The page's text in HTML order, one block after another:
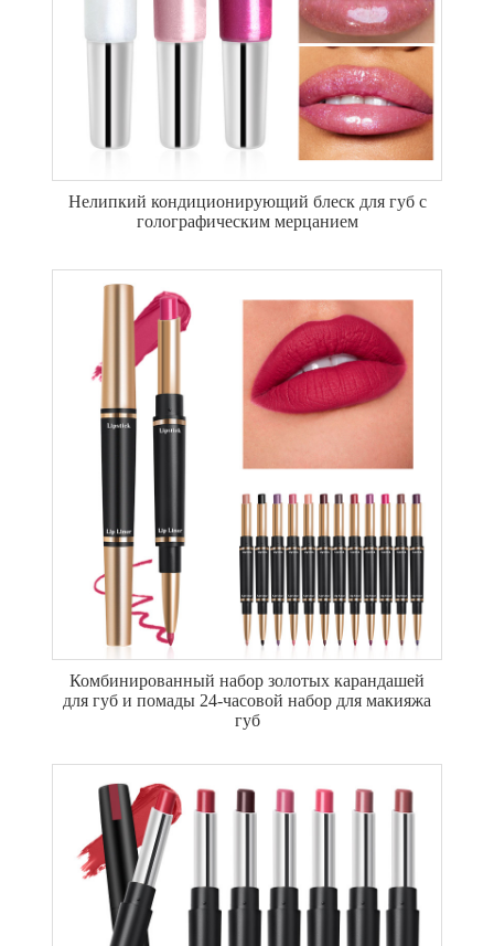
Нелипкий кондиционирующий блеск для губ с
голографическим мерцанием
Комбинированный набор золотых карандашей
для губ и помады 24-часовой набор для макияжа
губ